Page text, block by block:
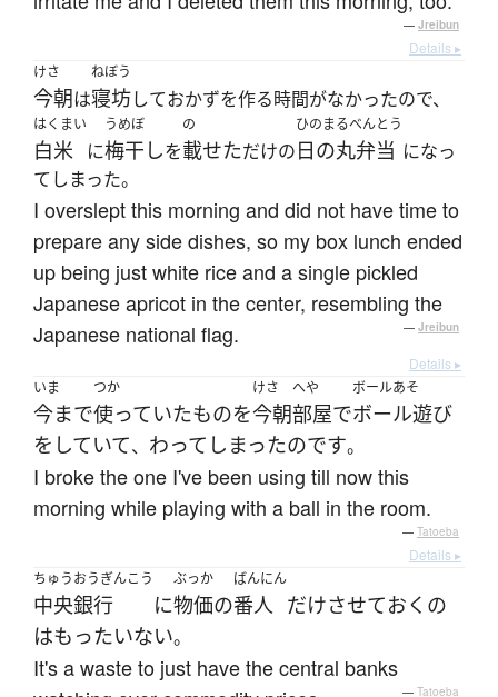
— Jreibun
Details ▸
けさ
今朝は
ねぼう
寝坊しておかずを作る時間がなかったので、
はくまい
白米 に
うめぼ
梅干しを
の
載せただけの
ひのまるべんとう
日の丸弁当 になっ
てしまった。
I overslept this morning and did not have time to
prepare any side dishes, so my box lunch ended
up being just white rice and a single pickled
Japanese apricot in the center, resembling the
Japanese national flag.
— Jreibun
Details ▸
いま
今まで
つか
使っていたものを
けさ
今朝
へや
部屋で
ボールあそ
ボール遊び
を していて、 わって しまったのです。
I broke the one I've been using till now this
morning while playing with a ball in the room.
— Tatoeba
Details ▸
ちゅうおうぎんこう
中央銀行 に
ぶっか
物価の
ばんにん
番人 だけさせておく の
はもったいない。
It's a waste to just have the central banks
— Tatoeba